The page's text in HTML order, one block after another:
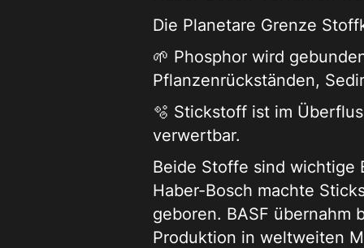
Die Planetare Grenze
🌱 Phosphor wird
Pflanzenrückständen,
🫧 Stickstoff ist im
verwertbar.
Beide Stoffe sind wichtige
Haber-Bosch machte
geboren. BASF übernahm
Produktion in weltweiten